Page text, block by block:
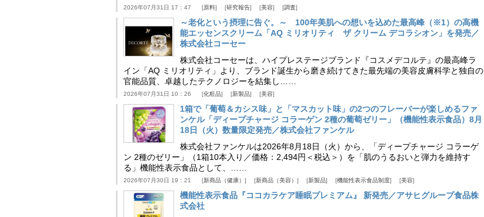
2026年07月31日 17：47 原料 研究報告 美容 調査
～老化という摂理に告ぐ。～ 100年美肌への想いを込めた最高峰（※1）の高機
能エッセンスクリーム「AQ ミリオリティ ザ クリーム デコラシオン」を発売／
株式会社コーセー
株式会社コーセーは、ハイプレステージブランド『コスメデコルテ』の最高峰ラ
イン「AQ ミリオリティ」より、ブランド誕生から磨き続けてきた最先端の美容皮膚科学と独自の
官能品質、卓越したテクノロジーを結集し……
2026年07月31日 10：26 化粧品 新製品 美容
1箱で「葡萄＆カシス味」と「マスカット味」の2つのフレーバーが楽しめるファ
ンケル「ディープチャージ コラーゲン 2種の葡萄ゼリー」（機能性表示食品）8月
18日（火）数量限定発売／株式会社ファンケル
株式会社ファンケルは2026年8月18日（火）から、「ディープチャージ コラーゲ
ン 2種のゼリー」（1箱10本入り／価格：2,494円＜税込＞）を「肌のうるおいと弾力を維持す
る」機能性表示食品として、……
2026年07月30日 19：21 新商品（健康） 新商品（美容） 新製品 機能性表示食品制度 美容
機能性表示食品『ココカラケア睡眠プレミアム』 新発売／アサヒグループ食品株
式会社